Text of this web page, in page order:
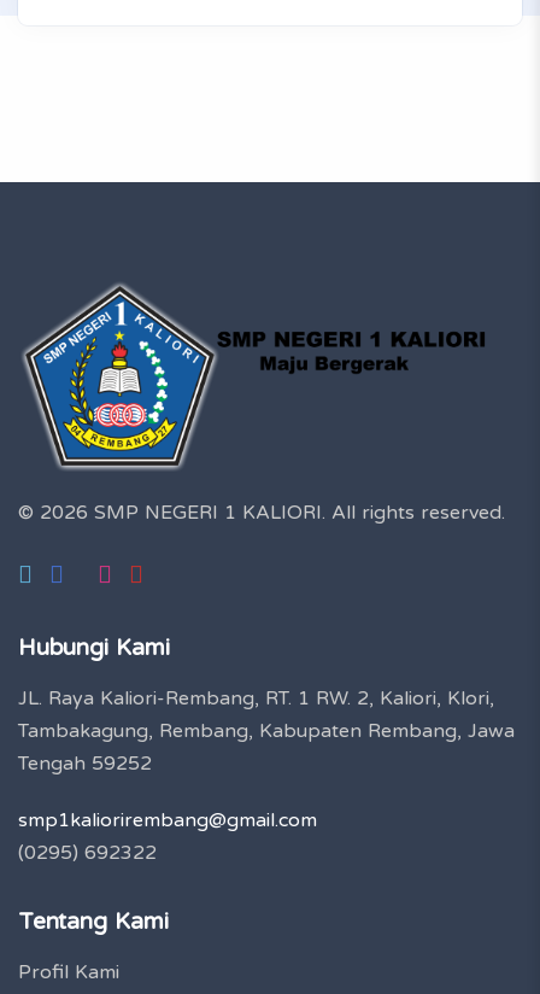
© 2026 SMP NEGERI 1 KALIORI. All rights reserved.
Hubungi Kami
JL. Raya Kaliori-Rembang, RT. 1 RW. 2, Kaliori, Klori,
Tambakagung, Rembang, Kabupaten Rembang, Jawa
Tengah 59252
smp1kaliorirembang@gmail.com
(0295) 692322
Tentang Kami
Profil Kami